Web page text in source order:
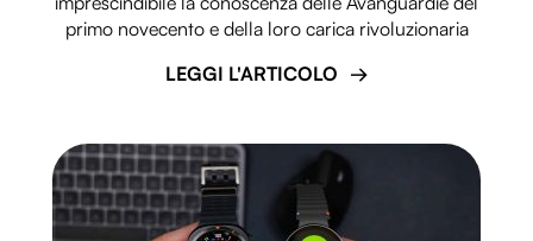
primo novecento e della loro carica rivoluzionaria
LEGGI L'ARTICOLO